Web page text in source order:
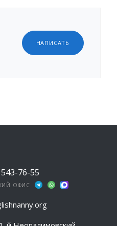
НАПИСАТЬ
76-55
ОФИС